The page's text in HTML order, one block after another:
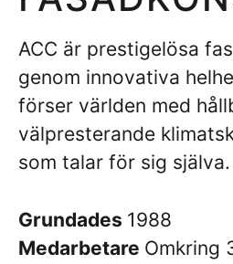
ACC är prestigelösa
genom innovativa
förser världen med
välpresterande
som talar för sig själva.
Grundades 1988
Medarbetare Omkring